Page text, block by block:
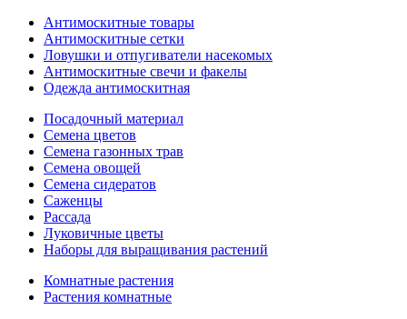
Антимоскитные товары
Антимоскитные сетки
Ловушки и отпугиватели насекомых
Антимоскитные свечи и факелы
Одежда антимоскитная
Посадочный материал
Семена цветов
Семена газонных трав
Семена овощей
Семена сидератов
Саженцы
Рассада
Луковичные цветы
Наборы для выращивания растений
Комнатные растения
Растения комнатные